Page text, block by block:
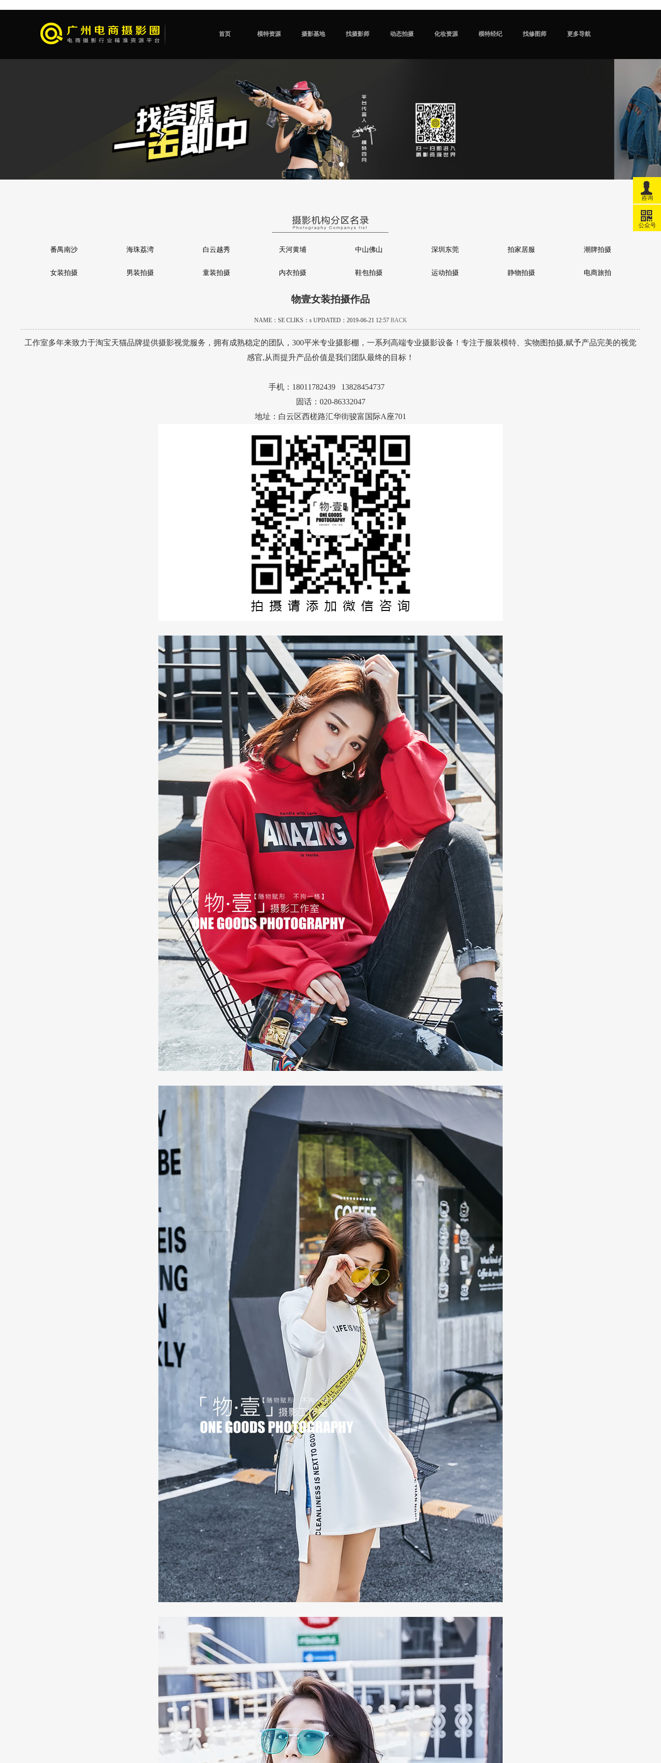
首页 模特资源 摄影基地 找摄影师 动态拍摄 化妆资源 模特经纪 找修图师 更多导航
番禺南沙 海珠荔湾 白云越秀 天河黄埔 中山佛山 深圳东莞 拍家居服 潮牌拍摄
女装拍摄 男装拍摄 童装拍摄 内衣拍摄 鞋包拍摄 运动拍摄 静物拍摄 电商旅拍
物壹女装拍摄作品
NAME：SE CLIKS： s UPDATED：2019-06-21 12:57 BACK
工作室多年来致力于淘宝天猫品牌提供摄影视觉服务，拥有成熟稳定的团队，300平米专业摄影棚，一系列高端专业摄影设备！专注于服装模特、实物图拍摄,赋予产品完美的视觉
感官,从而提升产品价值是我们团队最终的目标！
手机：18011782439 13828454737
固话：020-86332047
地址：白云区西槎路汇华街骏富国际A座701
咨询
公众号